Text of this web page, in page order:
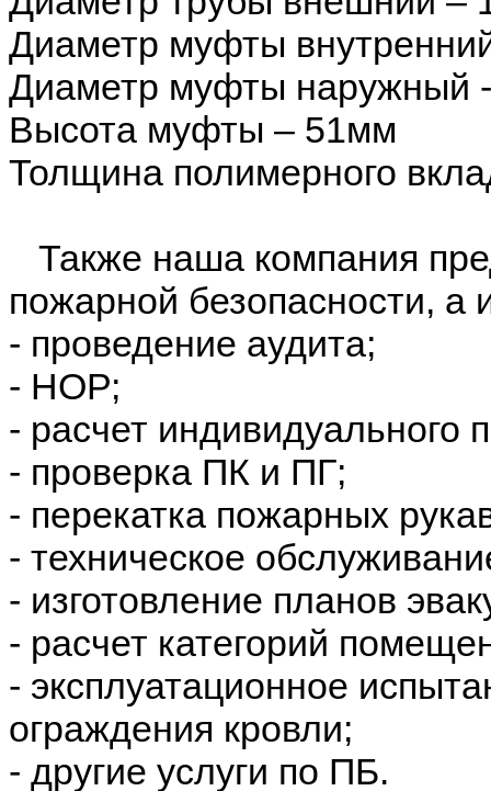
Диаметр муфты
Диаметр муфты наружный
Высота муфты – 51мм
Толщина полимерного
Также наша компания
пожарной безопасности, а
- проведение аудита;
- НОР;
- расчет индивидуального
- проверка ПК и ПГ;
- перекатка пожарных
- техническое
- изготовление планов
- расчет категорий
- эксплуатационное
ограждения кровли;
- другие услуги по ПБ.